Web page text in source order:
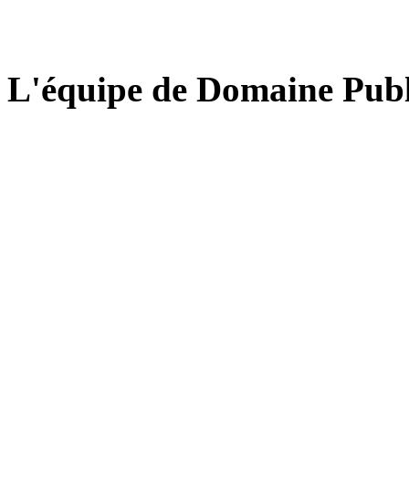
L'équipe de Domaine